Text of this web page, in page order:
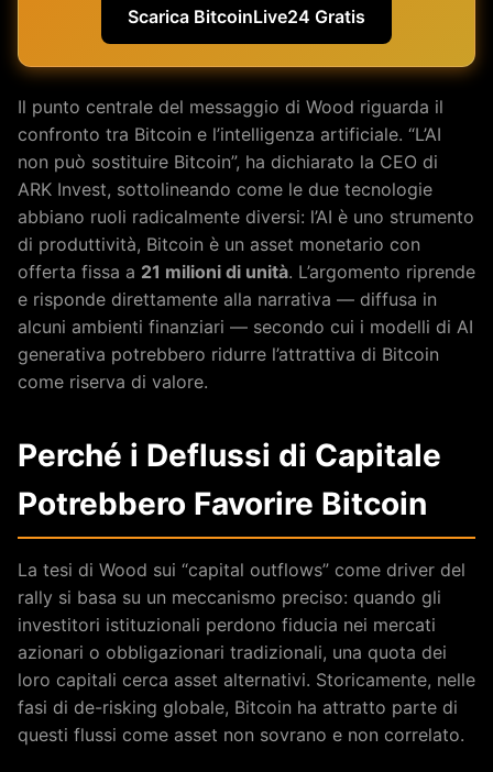
Scarica BitcoinLive24 Gratis
Il punto centrale del messaggio di Wood riguarda il
confronto tra Bitcoin e l’intelligenza artificiale. “L’AI
non può sostituire Bitcoin”, ha dichiarato la CEO di
ARK Invest, sottolineando come le due tecnologie
abbiano ruoli radicalmente diversi: l’AI è uno strumento
di produttività, Bitcoin è un asset monetario con
offerta fissa a 21 milioni di unità. L’argomento riprende
e risponde direttamente alla narrativa — diffusa in
alcuni ambienti finanziari — secondo cui i modelli di AI
generativa potrebbero ridurre l’attrattiva di Bitcoin
come riserva di valore.
Perché i Deflussi di Capitale
Potrebbero Favorire Bitcoin
La tesi di Wood sui “capital outflows” come driver del
rally si basa su un meccanismo preciso: quando gli
investitori istituzionali perdono fiducia nei mercati
azionari o obbligazionari tradizionali, una quota dei
loro capitali cerca asset alternativi. Storicamente, nelle
fasi di de-risking globale, Bitcoin ha attratto parte di
questi flussi come asset non sovrano e non correlato.